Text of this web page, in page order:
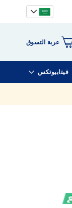
عربة التسوق
فيتابيوتكس